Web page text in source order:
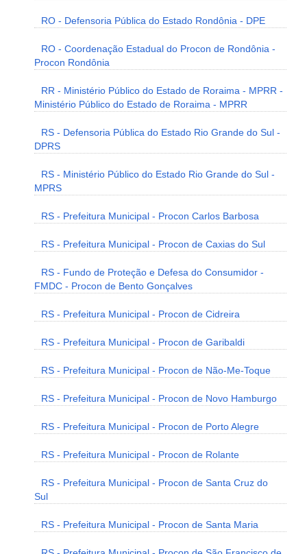
RO - Defensoria Pública do Estado Rondônia - DPE
RO - Coordenação Estadual do Procon de Rondônia -
Procon Rondônia
RR - Ministério Público do Estado de Roraima - MPRR -
Ministério Público do Estado de Roraima - MPRR
RS - Defensoria Pública do Estado Rio Grande do Sul -
DPRS
RS - Ministério Público do Estado Rio Grande do Sul -
MPRS
RS - Prefeitura Municipal - Procon Carlos Barbosa
RS - Prefeitura Municipal - Procon de Caxias do Sul
RS - Fundo de Proteção e Defesa do Consumidor -
FMDC - Procon de Bento Gonçalves
RS - Prefeitura Municipal - Procon de Cidreira
RS - Prefeitura Municipal - Procon de Garibaldi
RS - Prefeitura Municipal - Procon de Não-Me-Toque
RS - Prefeitura Municipal - Procon de Novo Hamburgo
RS - Prefeitura Municipal - Procon de Porto Alegre
RS - Prefeitura Municipal - Procon de Rolante
RS - Prefeitura Municipal - Procon de Santa Cruz do
Sul
RS - Prefeitura Municipal - Procon de Santa Maria